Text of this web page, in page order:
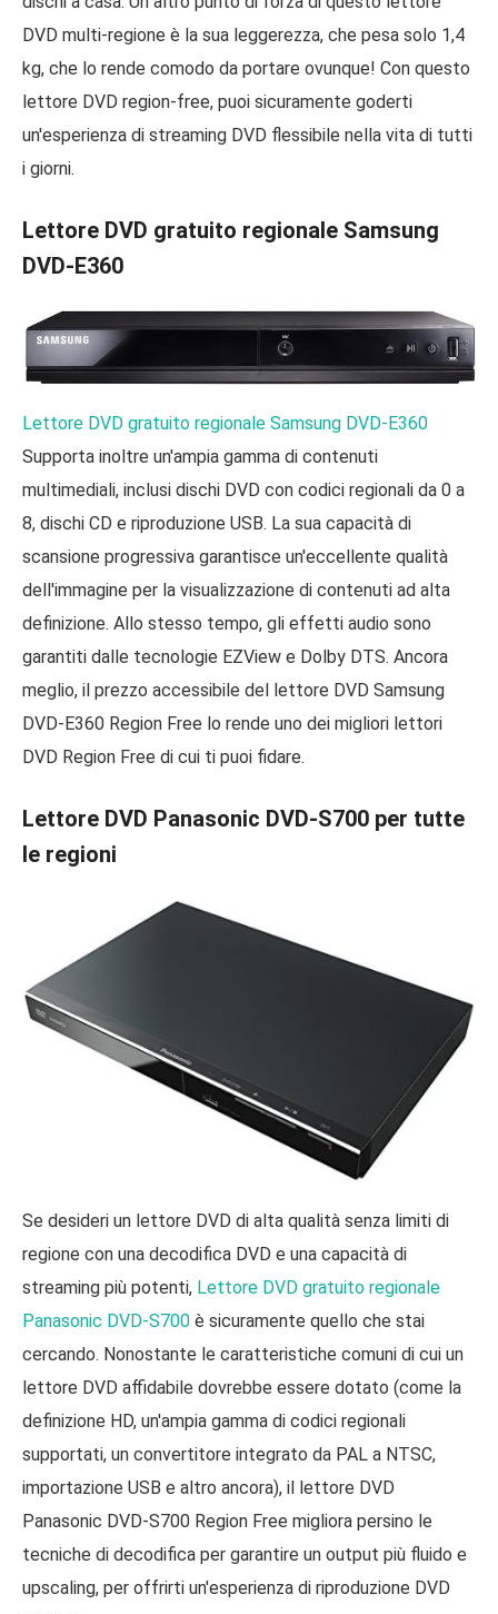
DVD multi-regione è la sua leggerezza, che pesa solo 1,4
kg, che lo rende comodo da portare ovunque! Con questo
lettore DVD region-free, puoi sicuramente goderti
un'esperienza di streaming DVD flessibile nella vita di tutti
i giorni.
Lettore DVD gratuito regionale Samsung
DVD-E360
Lettore DVD gratuito regionale Samsung DVD-E360
Supporta inoltre un'ampia gamma di contenuti
multimediali, inclusi dischi DVD con codici regionali da 0 a
8, dischi CD e riproduzione USB. La sua capacità di
scansione progressiva garantisce un'eccellente qualità
dell'immagine per la visualizzazione di contenuti ad alta
definizione. Allo stesso tempo, gli effetti audio sono
garantiti dalle tecnologie EZView e Dolby DTS. Ancora
meglio, il prezzo accessibile del lettore DVD Samsung
DVD-E360 Region Free lo rende uno dei migliori lettori
DVD Region Free di cui ti puoi fidare.
Lettore DVD Panasonic DVD-S700 per tutte
le regioni
Se desideri un lettore DVD di alta qualità senza limiti di
regione con una decodifica DVD e una capacità di
streaming più potenti, Lettore DVD gratuito regionale
Panasonic DVD-S700 è sicuramente quello che stai
cercando. Nonostante le caratteristiche comuni di cui un
lettore DVD affidabile dovrebbe essere dotato (come la
definizione HD, un'ampia gamma di codici regionali
supportati, un convertitore integrato da PAL a NTSC,
importazione USB e altro ancora), il lettore DVD
Panasonic DVD-S700 Region Free migliora persino le
tecniche di decodifica per garantire un output più fluido e
upscaling, per offrirti un'esperienza di riproduzione DVD